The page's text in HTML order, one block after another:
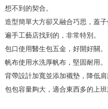
想不到的契合。
造型簡單大方卻又融合巧思，蓋
遍手工藝店找到的，非常特別。
包口使用醫生包五金，好開好關。
帆布使用水洗厚帆布，堅固耐用。
背帶設計加寬並添加襯墊，降低肩
包包容量夠大，適合東西多的上班